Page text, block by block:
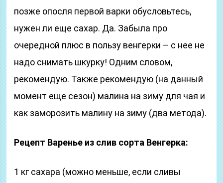
позже опосля первой варки обусловьтесь,
нужен ли еще сахар. Да. Забыла про
очередной плюс в пользу венгерки – с нее не
надо снимать шкурку! Одним словом,
рекомендую. Также рекомендую (на данный
момент еще сезон) малина на зиму для чая и
как заморозить малину на зиму (два метода).
Рецепт Варенье из слив сорта Венгерка:
1 кг сахара (можно меньше, если сливы